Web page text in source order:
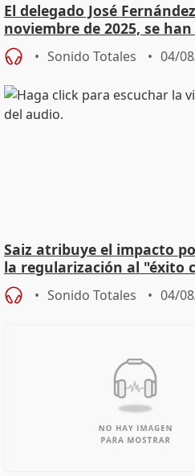
El delegado José
noviembre de 2025, se
9.810 ayudas por
Sonido Totales 04/
Saiz atribuye el impacto
la regularización al "éxito
del Gobierno
Sonido Totales 04/